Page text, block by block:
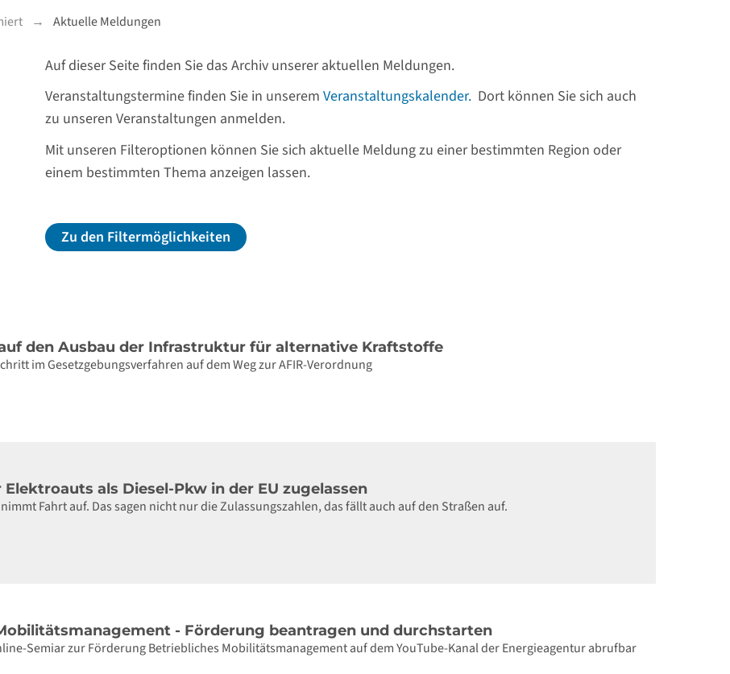
Aktuelle Meldungen
Auf dieser Seite finden Sie das Archiv unserer aktuellen Meldungen.
Veranstaltungstermine finden Sie in unserem Veranstaltungskalender. Dort können Sie sich auch
zu unseren Veranstaltungen anmelden.
Mit unseren Filteroptionen können Sie sich aktuelle Meldung zu einer bestimmten Region oder
einem bestimmten Thema anzeigen lassen.
Zu den Filtermöglichkeiten
den Ausbau der Infrastruktur für alternative Kraftstoffe
im Gesetzgebungsverfahren auf dem Weg zur AFIR-Verordnung
als Diesel-Pkw in der EU zugelassen
Fahrt auf. Das sagen nicht nur die Zulassungszahlen, das fällt auch auf den Straßen auf.
- Förderung beantragen und durchstarten
Semiar zur Förderung Betriebliches Mobilitätsmanagement auf dem YouTube-Kanal der Energieagentur abrufbar